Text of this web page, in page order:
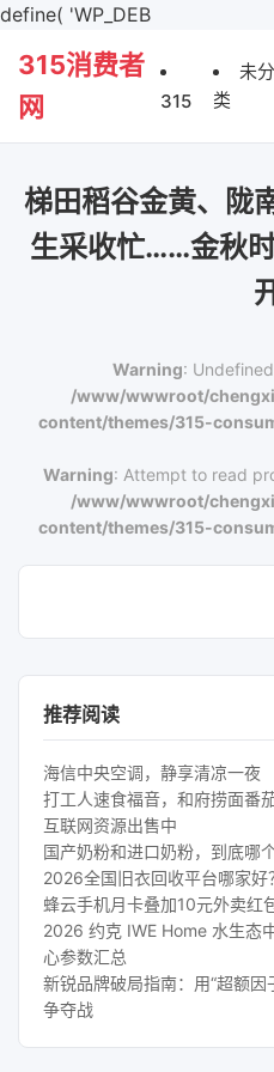
define( 'WP_DEB
315消费者
网
315
未分
类
梯田稻谷金黄、陇
生采收忙……金秋
Warning:
/www/wwwroot/
content/themes/315-
Warning: Attempt to read
/www/wwwroot/
content/themes/315-
推荐阅读
海信中央空调，静享清凉一夜
打工人速食福音，和府捞面番
互联网资源出售中
国产奶粉和进口奶粉，到底哪
2026全国旧衣回收平台哪家好
蜂云手机月卡叠加10元外卖红
2026 约克 IWE Home 水生态
心参数汇总
新锐品牌破局指南：用“超额
争夺战